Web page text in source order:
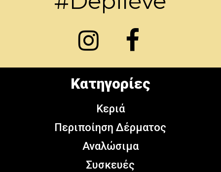
Κατηγορίες
Κεριά
Περιποίηση Δέρματος
Αναλώσιμα
Συσκευές